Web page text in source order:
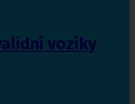
vozíky